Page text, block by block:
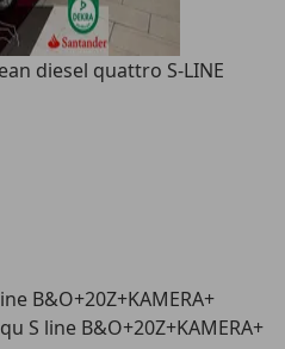
diesel quattro S-LINE
S line B&O+20Z+KAMERA+